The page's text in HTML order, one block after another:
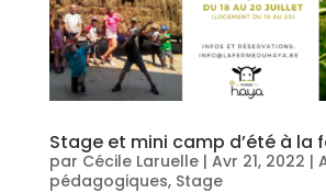
Stage et mini camp d’été à la
par Cécile Laruelle| Avr 21, 2022 |
pédagogiques, Stage